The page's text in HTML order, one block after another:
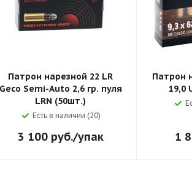
Патрон нарезной 22 LR
Geco Semi-Auto 2,6 гр. пуля
LRN (50шт.)
Есть в наличии (20)
3 100руб./упак
Патрон
19,0
1